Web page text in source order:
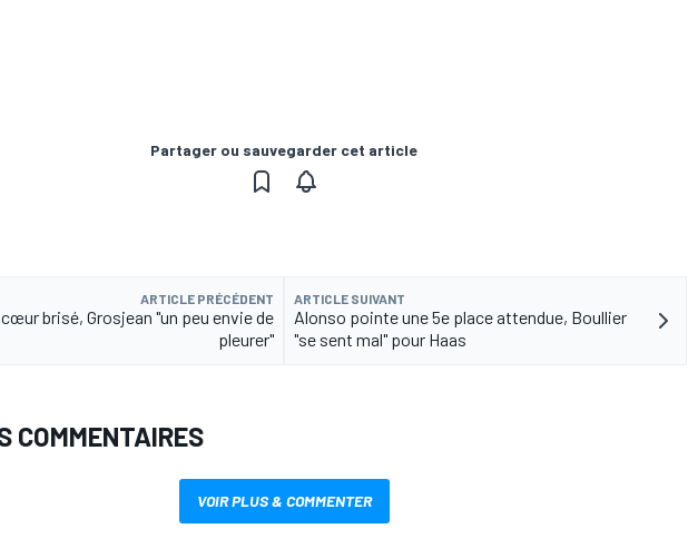
Partager ou sauvegarder cet article
ARTICLE PRÉCÉDENT
cœur brisé, Grosjean "un peu envie de
pleurer"
ARTICLE SUIVANT
Alonso pointe une 5e place attendue, Boullier
"se sent mal" pour Haas
COMMENTAIRES
VOIR PLUS & COMMENTER